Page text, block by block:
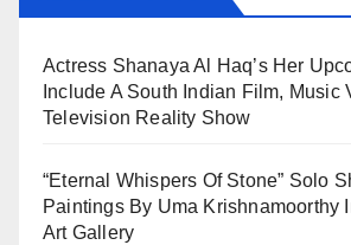
Actress Shanaya Al Haq’s Her
Include A South Indian Film, Music
Television Reality Show
“Eternal Whispers Of Stone” Solo
Paintings By Uma Krishnamoorthy
Art Gallery